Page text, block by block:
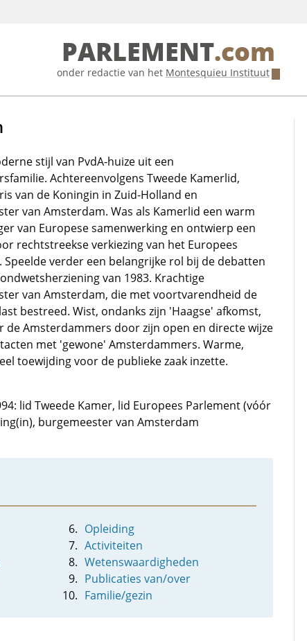
PARLEMENT.com
onder redactie van het Montesquieu Instituut
stijl van PvdA-huize uit een
Achtereenvolgens Tweede Kamerlid,
van de Koningin in Zuid-Holland en
van Amsterdam. Was als Kamerlid een warm
van Europese samenwerking en ontwierp een
rechtstreekse verkiezing van het Europees
Speelde verder een belangrijke rol bij de debatten
van 1983. Krachtige
van Amsterdam, die met voortvarendheid de
bestreed. Wist, ondanks zijn 'Haagse' afkomst,
Amsterdammers door zijn open en directe wijze
met 'gewone' Amsterdammers. Warme,
toewijding voor de publieke zaak inzette.
lid Tweede Kamer, lid Europees Parlement (vóór
burgemeester van Amsterdam
Opleiding
Activiteiten
Wetenswaardigheden
Publicaties van/over
Familie/gezin